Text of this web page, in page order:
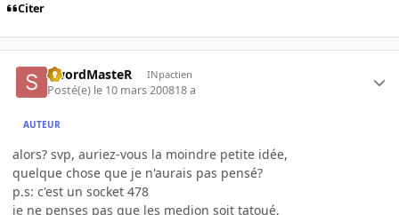
Citer
SwordMasteR INpactien
Posté(e) le 10 mars 200818 a
AUTEUR
alors? svp, auriez-vous la moindre petite idée,
quelque chose que je n'aurais pas pensé?
p.s: c'est un socket 478
je ne penses pas que les medion soit tatoué,